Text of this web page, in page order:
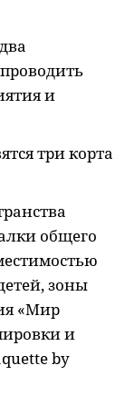
и
три корта
общего
зоны
«Мир
и
by